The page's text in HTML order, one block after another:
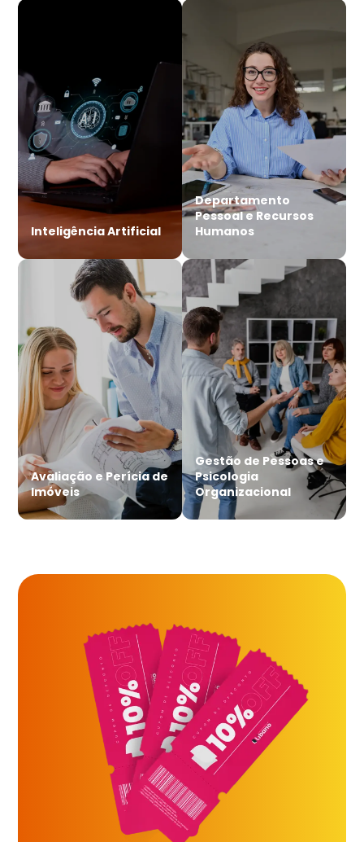
Inteligência Artificial
Departamento
Pessoal e Recursos
Humanos
Avaliação e Perícia de
Imóveis
Gestão de Pessoas e
Psicologia
Organizacional